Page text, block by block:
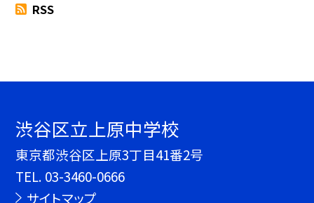
RSS
渋谷区立上原中学校
東京都渋谷区上原3丁目41番2号
TEL. 03-3460-0666
サイトマップ